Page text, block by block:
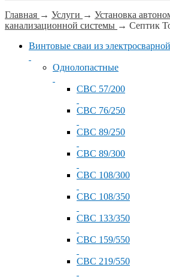
Главная → Услуги → Установка
канализационной системы → Септик
Винтовые сваи из
Однолопастные
СВС 57/200
СВС 76/250
СВС 89/250
СВС 89/300
СВС 108/300
СВС 108/350
СВС 133/350
СВС 159/550
СВС 219/550